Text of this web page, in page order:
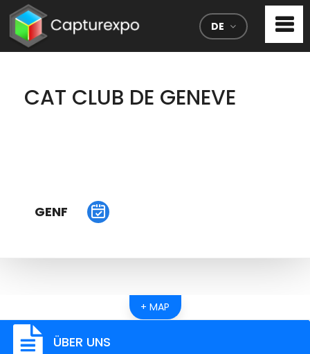
DE
CAT CLUB DE GENEVE
GENF
+ MAP
ÜBER UNS